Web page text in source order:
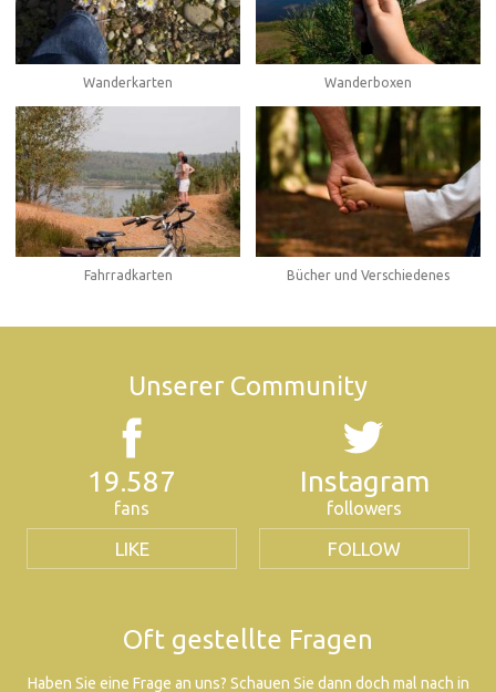
Wanderkarten Wanderboxen
Fahrradkarten Bücher und Verschiedenes
Unserer Community
19.587
fans
LIKE
Instagram
followers
FOLLOW
Oft gestellte Fragen
Haben Sie eine Frage an uns? Schauen Sie dann doch mal nach in